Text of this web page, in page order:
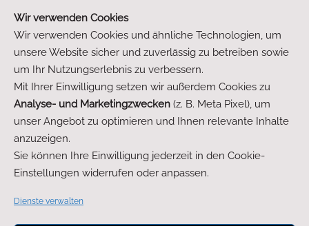
Wir verwenden Cookies
Wir verwenden Cookies und ähnliche Technologien, um
unsere Website sicher und zuverlässig zu betreiben sowie
um Ihr Nutzungserlebnis zu verbessern.
Mit Ihrer Einwilligung setzen wir außerdem Cookies zu
Analyse- und Marketingzwecken (z. B. Meta Pixel), um
unser Angebot zu optimieren und Ihnen relevante Inhalte
anzuzeigen.
Sie können Ihre Einwilligung jederzeit in den Cookie-
Einstellungen widerrufen oder anpassen.
Dienste verwalten